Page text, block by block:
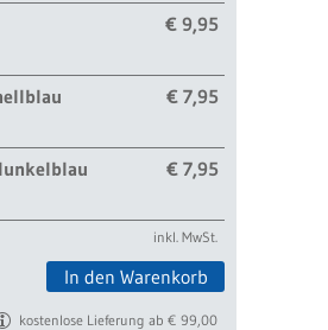
€ 9,95
€ 7,95
€ 7,95
inkl. MwSt.
In den Warenkorb
kostenlose Lieferung ab € 99,00